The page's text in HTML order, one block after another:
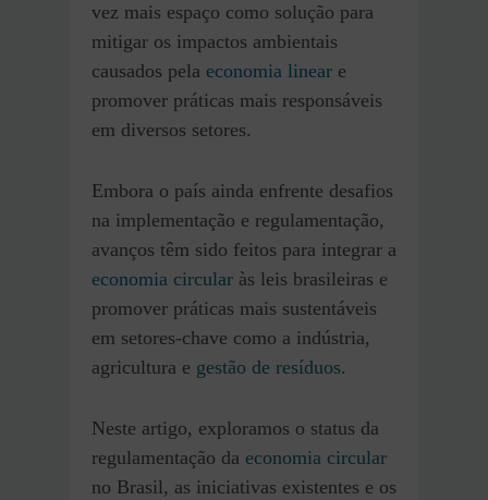
vez mais espaço como solução para
mitigar os impactos ambientais
causados pela economia linear e
promover práticas mais responsáveis
em diversos setores.
Embora o país ainda enfrente desafios
na implementação e regulamentação,
avanços têm sido feitos para integrar a
economia circular às leis brasileiras e
promover práticas mais sustentáveis
em setores-chave como a indústria,
agricultura e gestão de resíduos.
Neste artigo, exploramos o status da
regulamentação da economia circular
no Brasil, as iniciativas existentes e os